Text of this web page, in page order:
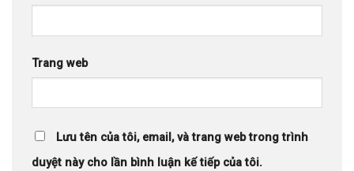
Trang web
Lưu tên của tôi, email, và trang web trong trình
duyệt này cho lần bình luận kế tiếp của tôi.